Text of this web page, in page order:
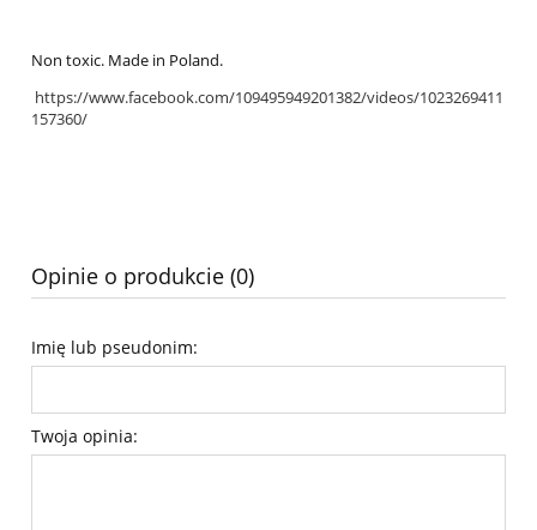
Non toxic. Made in Poland.
https://www.facebook.com/109495949201382/videos/1023269411
157360/
Opinie o produkcie (0)
Imię lub pseudonim:
Twoja opinia: